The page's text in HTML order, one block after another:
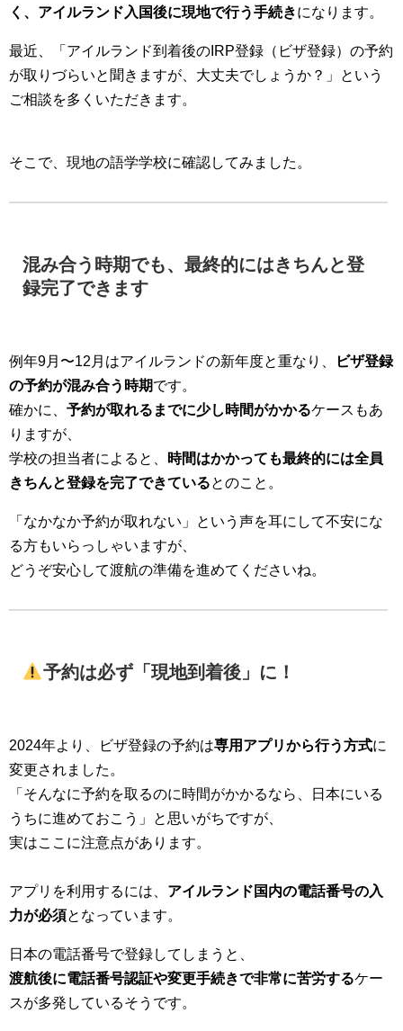
く、アイルランド入国後に現地で行う手続きになります。
最近、「アイルランド到着後のIRP登録（ビザ登録）の予約
が取りづらいと聞きますが、大丈夫でしょうか？」という
ご相談を多くいただきます。
そこで、現地の語学学校に確認してみました。
混み合う時期でも、最終的にはきちんと登
録完了できます
例年9月〜12月はアイルランドの新年度と重なり、
ビザ登録
の予約が混み合う時期です。
確かに、 予約が取れるまでに少し時間がかかるケースもあ
りますが、
学校の担当者によると、
時間はかかっても最終的には全員
きちんと登録を完了できているとのこと。
「なかなか予約が取れない」という声を耳にして不安にな
る方もいらっしゃいますが、
どうぞ安心して渡航の準備を進めてくださいね。
予約は必ず「現地到着後」に！
2024年より、ビザ登録の予約は専用アプリから行う方式に
変更されました。
「そんなに予約を取るのに時間がかかるなら、日本にいる
うちに進めておこう」と思いがちですが、
実はここに注意点があります。
アプリを利用するには、 アイルランド国内の電話番号の入
力が必須となっています。
日本の電話番号で登録してしまうと、
渡航後に電話番号認証や変更手続きで非常に苦労するケー
スが多発しているそうです。